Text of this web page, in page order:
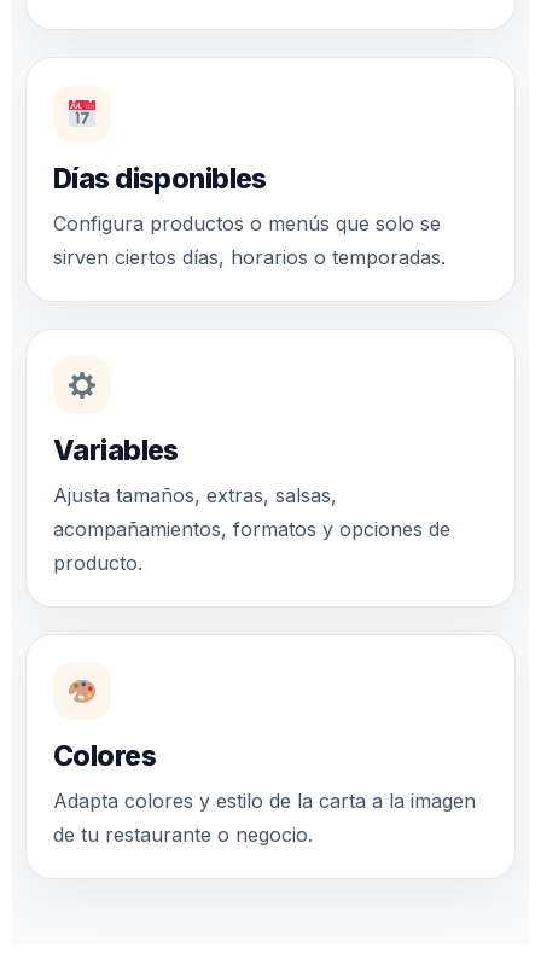
Días disponibles
Configura productos o menús que solo se
sirven ciertos días, horarios o temporadas.
Variables
Ajusta tamaños, extras, salsas,
acompañamientos, formatos y opciones de
producto.
Colores
Adapta colores y estilo de la carta a la imagen
de tu restaurante o negocio.